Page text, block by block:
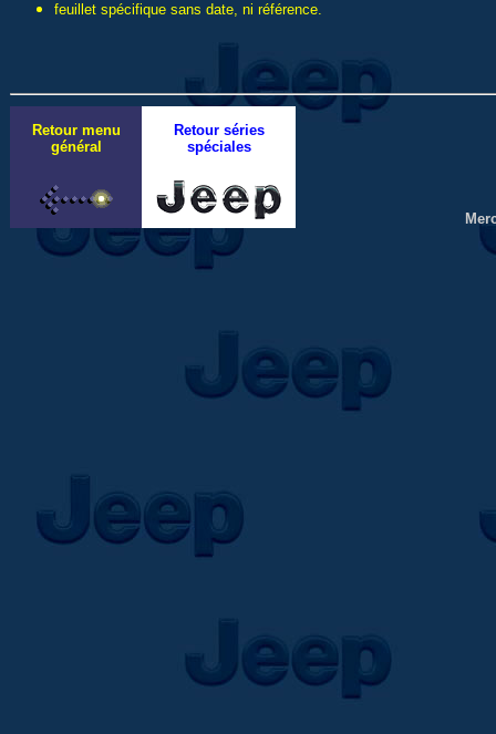
feuillet spécifique sans date, ni référence.
Retour menu
général
Retour séries
spéciales